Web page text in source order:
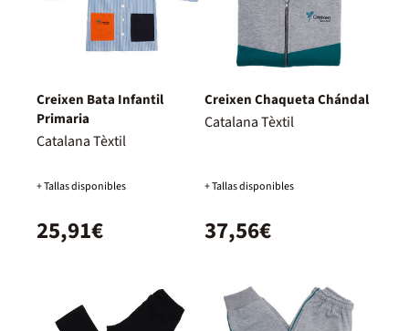
Creixen Bata Infantil
Primaria
Catalana Tèxtil
+ Tallas disponibles
25,91€
Creixen Chaqueta Chándal
Catalana Tèxtil
+ Tallas disponibles
37,56€